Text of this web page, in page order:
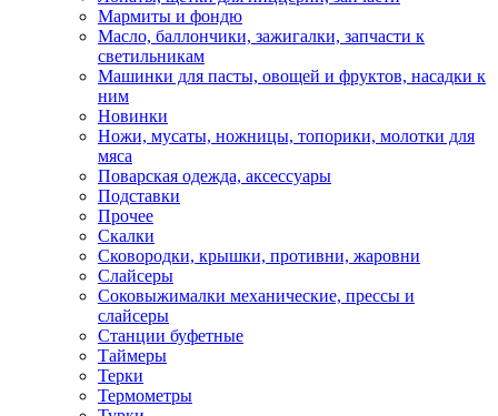
Мармиты и фондю
Масло, баллончики, зажигалки, запчасти к
светильникам
Машинки для пасты, овощей и фруктов, насадки к
ним
Новинки
Ножи, мусаты, ножницы, топорики, молотки для
мяса
Поварская одежда, аксессуары
Подставки
Прочее
Скалки
Сковородки, крышки, противни, жаровни
Слайсеры
Соковыжималки механические, прессы и
слайсеры
Станции буфетные
Таймеры
Терки
Термометры